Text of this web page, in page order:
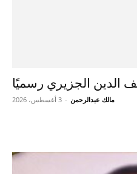
الدين الجزيري رسميًا
مالك عبدالرحمن - 3 أغسطس، 2026